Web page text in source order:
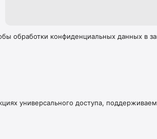
обработки конфиденциальных данных в
универсального доступа,